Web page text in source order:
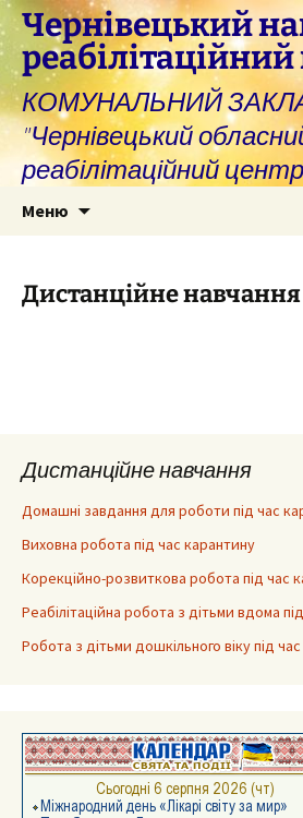
Перейти
до
вмісту
Чернівецький
КОМУНАЛЬНИЙ
"Чернівецький
реабілітаційний
Меню
Дистанційне навчання
Дистанційне навчання
Домашні завдання для роботи під час
Виховна робота під час карантину
Корекційно-розвиткова робота під час
Реабілітаційна робота з дітьми вдома
Робота з дітьми дошкільного віку під